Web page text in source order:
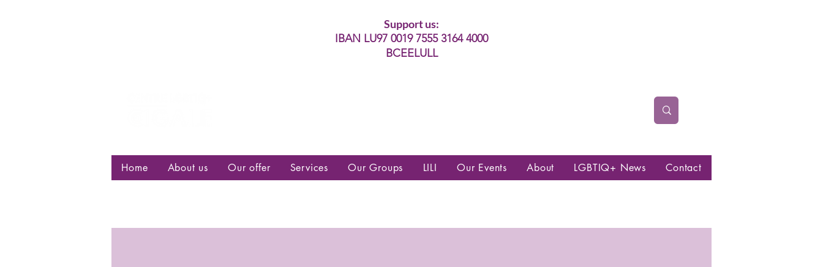
Support us:
IBAN LU97 0019 7555 3164 4000
BCEELULL
Home About us Our offer Services Our Groups LILI Our Events About LGBTIQ+ News Contact